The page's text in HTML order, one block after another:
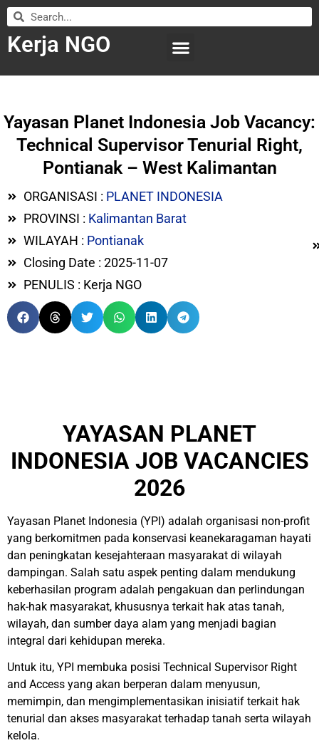
Kerja NGO
Yayasan Planet Indonesia Job Vacancy:
Technical Supervisor Tenurial Right,
Pontianak – West Kalimantan
ORGANISASI : PLANET INDONESIA
PROVINSI : Kalimantan Barat
WILAYAH : Pontianak
Closing Date : 2025-11-07
PENULIS : Kerja NGO
YAYASAN PLANET
INDONESIA JOB VACANCIES
2026
Yayasan Planet Indonesia (YPI) adalah organisasi non-profit
yang berkomitmen pada konservasi keanekaragaman hayati
dan peningkatan kesejahteraan masyarakat di wilayah
dampingan. Salah satu aspek penting dalam mendukung
keberhasilan program adalah pengakuan dan perlindungan
hak-hak masyarakat, khususnya terkait hak atas tanah,
wilayah, dan sumber daya alam yang menjadi bagian
integral dari kehidupan mereka.
Untuk itu, YPI membuka posisi Technical Supervisor Right
and Access yang akan berperan dalam menyusun,
memimpin, dan mengimplementasikan inisiatif terkait hak
tenurial dan akses masyarakat terhadap tanah serta wilayah
kelola.